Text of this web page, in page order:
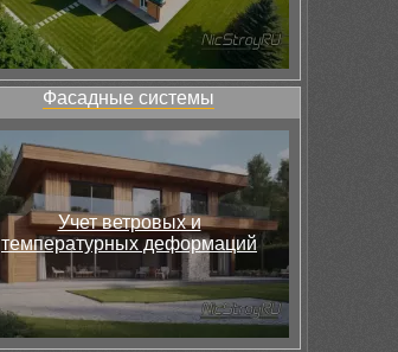
Фасадные системы
Учет ветровых и
температурных деформаций